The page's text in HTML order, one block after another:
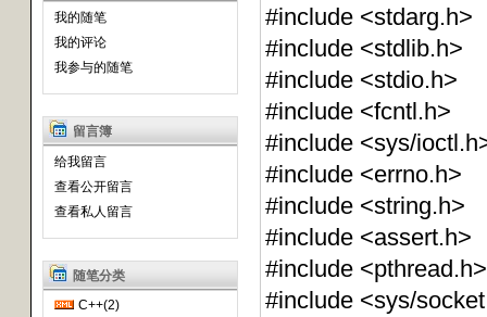
我的随笔
我的评论
我参与的随笔
留言簿
给我留言
查看公开留言
查看私人留言
随笔分类
C++(2)
#include <stdarg.h>
#include <stdlib.h>
#include <stdio.h>
#include <fcntl.h>
#include <sys/
#include <errno.h>
#include <string.h>
#include <assert.h>
#include <pthread.h>
#include <sys/